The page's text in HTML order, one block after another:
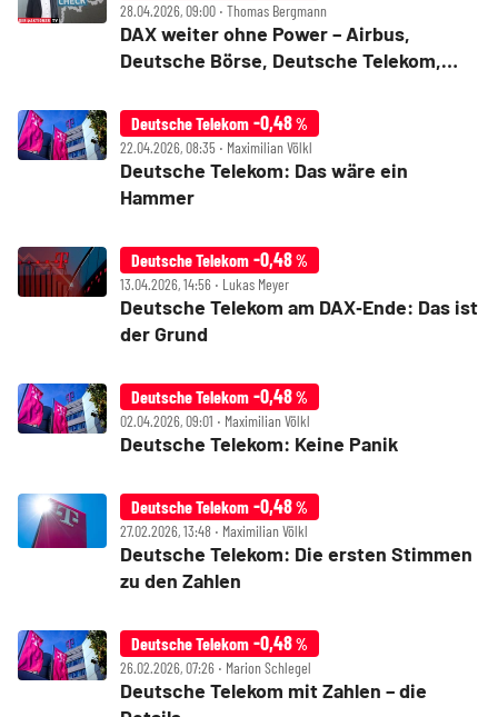
28.04.2026, 09:00 ‧ Thomas Bergmann
DAX weiter ohne Power – Airbus,
Deutsche Börse, Deutsche Telekom,
Check
Deutsche Telekom -0,48%
22.04.2026, 08:35 ‧ Maximilian Völkl
Deutsche Telekom: Das wäre ein
Hammer
Deutsche Telekom -0,48%
13.04.2026, 14:56 ‧ Lukas Meyer
Deutsche Telekom am DAX‑Ende: Das ist
der Grund
Deutsche Telekom -0,48%
02.04.2026, 09:01 ‧ Maximilian Völkl
Deutsche Telekom: Keine Panik
Deutsche Telekom -0,48%
27.02.2026, 13:48 ‧ Maximilian Völkl
Deutsche Telekom: Die ersten Stimmen
zu den Zahlen
Deutsche Telekom -0,48%
26.02.2026, 07:26 ‧ Marion Schlegel
Deutsche Telekom mit Zahlen – die